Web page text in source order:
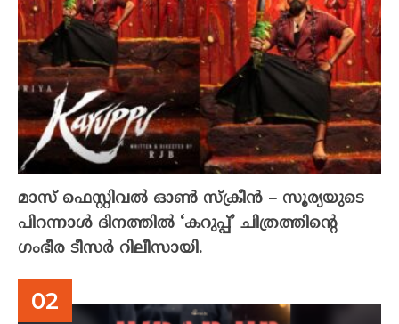
മാസ് ഫെസ്റ്റിവൽ ഓൺ സ്‌ക്രീൻ – സൂര്യയുടെ
പിറന്നാൾ ദിനത്തിൽ ‘കറുപ്പ്’ ചിത്രത്തിന്റെ
ഗംഭീര ടീസർ റിലീസായി.